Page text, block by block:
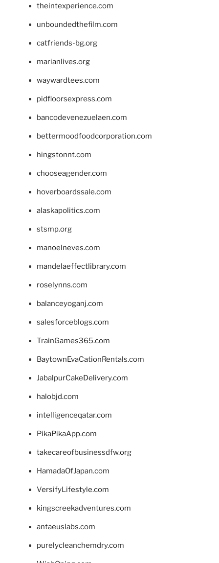
theintexperience.com
unboundedthefilm.com
catfriends-bg.org
marianlives.org
waywardtees.com
pidfloorsexpress.com
bancodevenezuelaen.com
bettermoodfoodcorporation.com
hingstonnt.com
chooseagender.com
hoverboardssale.com
alaskapolitics.com
stsmp.org
manoelneves.com
mandelaeffectlibrary.com
roselynns.com
balanceyoganj.com
salesforceblogs.com
TrainGames365.com
BaytownEvaCationRentals.com
JabalpurCakeDelivery.com
halobjd.com
intelligenceqatar.com
PikaPikaApp.com
takecareofbusinessdfw.org
HamadaOfJapan.com
VersifyLifestyle.com
kingscreekadventures.com
antaeuslabs.com
purelycleanchemdry.com